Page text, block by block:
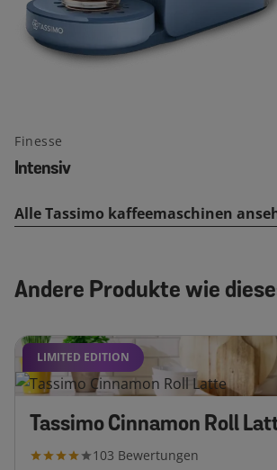
Finesse
Intensiv
Alle Tassimo kaffeemaschinen
Andere Produkte wie
LIMITED EDITION
Tassimo Cinnamon Roll
103 Bewertungen